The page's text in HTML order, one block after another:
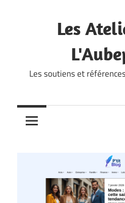
Les
Les soutiens et